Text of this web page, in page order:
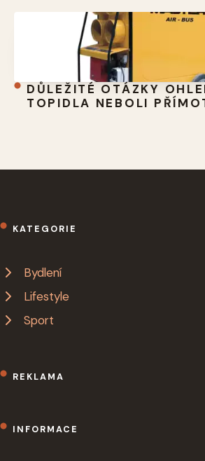
DŮLEŽITÉ OTÁZKY
TOPIDLA NEBOLI
KATEGORIE
Bydlení
Lifestyle
Sport
REKLAMA
INFORMACE